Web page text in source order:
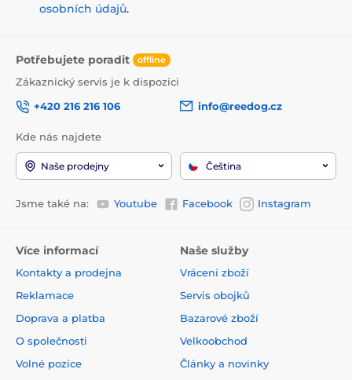
osobních údajů.
Potřebujete poradit offline
Zákaznický servis je k dispozici
+420 216 216 106
info@reedog.cz
Kde nás najdete
Naše prodejny Čeština
Jsme také na: Youtube Facebook Instagram
Více informací
Kontakty a prodejna
Reklamace
Doprava a platba
O společnosti
Volné pozice
Naše služby
Vrácení zboží
Servis obojků
Bazarové zboží
Velkoobchod
Články a novinky